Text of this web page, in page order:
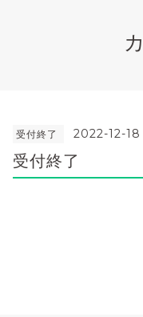
受付終了 2022-12-
受付終了